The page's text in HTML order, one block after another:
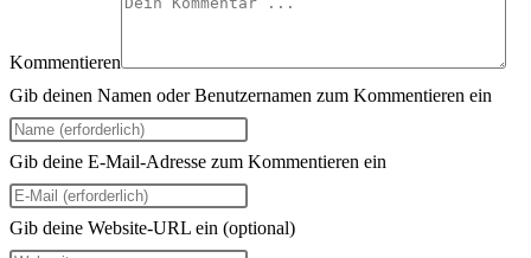
Kommentieren
Gib deinen Namen oder Benutzernamen zum Kommentieren ein
Gib deine E-Mail-Adresse zum Kommentieren ein
Gib deine Website-URL ein (optional)